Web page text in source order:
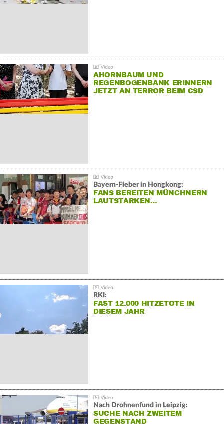
AHORNBAUM UND
REGENBOGENBANK ERINNERN
JETZT AN TERROR BEIM CSD
Bayern-Fieber in Hongkong:
FANS BEREITEN MÜNCHNERN
LAUTSTARKEN…
RKI:
FAST 12.000 HITZETOTE IN
DIESEM JAHR
Nach Drohnenfund in Leipzig:
SUCHE NACH ZWEITEM
GEGENSTAND